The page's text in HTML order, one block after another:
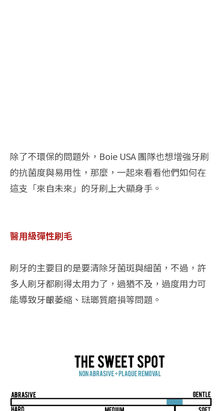
除了不環保的問題外，Boie USA 團隊也想增強牙刷
的抗菌度與易用性，那麼，一起來看看他們如何在
這支「來自未來」的牙刷上大顯身手。
醫用級彈性刷毛
刷牙的主要目的是要清除牙菌斑與細菌，不過，許
多人刷牙都刷得太用力了，過猶不及，過度用力可
能導致牙齦萎縮、琺瑯質磨損等問題。